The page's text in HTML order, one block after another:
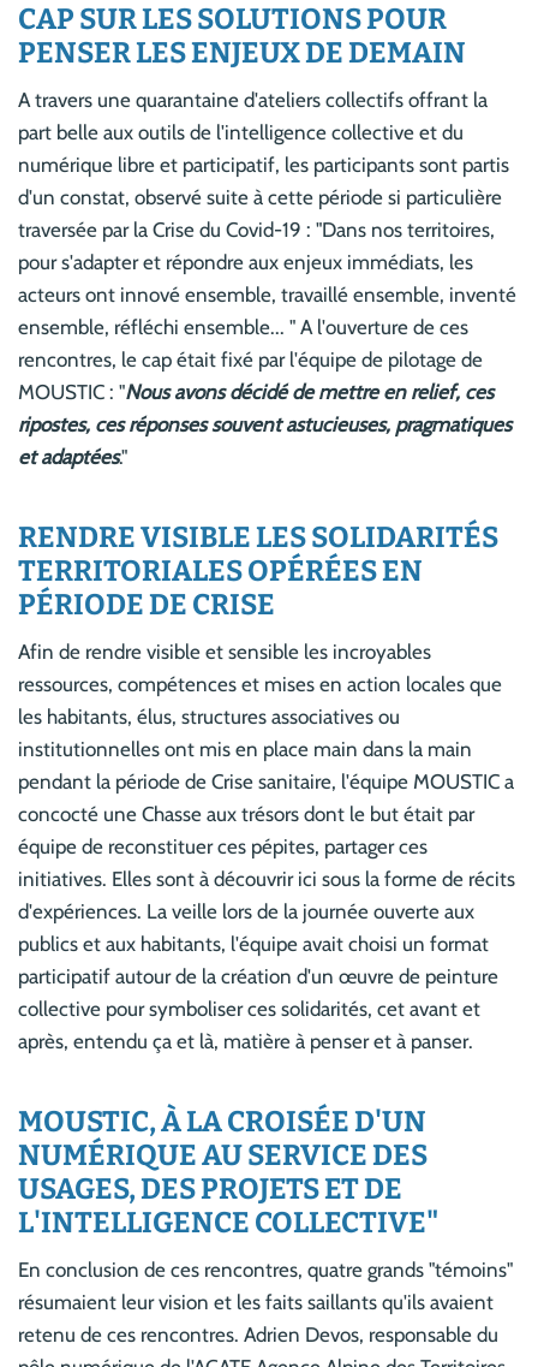
CAP SUR LES SOLUTIONS POUR
PENSER LES ENJEUX DE DEMAIN
A travers une quarantaine d'ateliers collectifs offrant la
part belle aux outils de l'intelligence collective et du
numérique libre et participatif, les participants sont partis
d'un constat, observé suite à cette période si particulière
traversée par la Crise du Covid-19 : "Dans nos territoires,
pour s'adapter et répondre aux enjeux immédiats, les
acteurs ont innové ensemble, travaillé ensemble, inventé
ensemble, réfléchi ensemble... " A l'ouverture de ces
rencontres, le cap était fixé par l'équipe de pilotage de
MOUSTIC : "Nous avons décidé de mettre en relief, ces
ripostes, ces réponses souvent astucieuses, pragmatiques
et adaptées."
RENDRE VISIBLE LES SOLIDARITÉS
TERRITORIALES OPÉRÉES EN
PÉRIODE DE CRISE
Afin de rendre visible et sensible les incroyables
ressources, compétences et mises en action locales que
les habitants, élus, structures associatives ou
institutionnelles ont mis en place main dans la main
pendant la période de Crise sanitaire, l'équipe MOUSTIC a
concocté une Chasse aux trésors dont le but était par
équipe de reconstituer ces pépites, partager ces
initiatives. Elles sont à découvrir ici sous la forme de récits
d'expériences. La veille lors de la journée ouverte aux
publics et aux habitants, l'équipe avait choisi un format
participatif autour de la création d'un œuvre de peinture
collective pour symboliser ces solidarités, cet avant et
après, entendu ça et là, matière à penser et à panser.
MOUSTIC, À LA CROISÉE D'UN
NUMÉRIQUE AU SERVICE DES
USAGES, DES PROJETS ET DE
L'INTELLIGENCE COLLECTIVE"
En conclusion de ces rencontres, quatre grands "témoins"
résumaient leur vision et les faits saillants qu'ils avaient
retenu de ces rencontres. Adrien Devos, responsable du